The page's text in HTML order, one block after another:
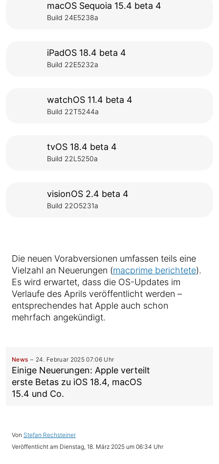
macOS Sequoia 15.4 beta 4
Build 24E5238a
iPadOS 18.4 beta 4
Build 22E5232a
watchOS 11.4 beta 4
Build 22T5244a
tvOS 18.4 beta 4
Build 22L5250a
visionOS 2.4 beta 4
Build 22O5231a
Die neuen Vorabversionen umfassen teils eine
Vielzahl an Neuerungen (macprime berichtete).
Es wird erwartet, dass die OS-Updates im
Verlaufe des Aprils veröffentlicht werden –
entsprechendes hat Apple auch schon
mehrfach angekündigt.
News 24. Februar 2025 07:06 Uhr
Einige Neuerungen: Apple verteilt
erste Betas zu iOS 18.4, macOS
15.4 und Co.
Von Stefan Rechsteiner
Veröffentlicht am Dienstag, 18. März 2025 um 06:34 Uhr